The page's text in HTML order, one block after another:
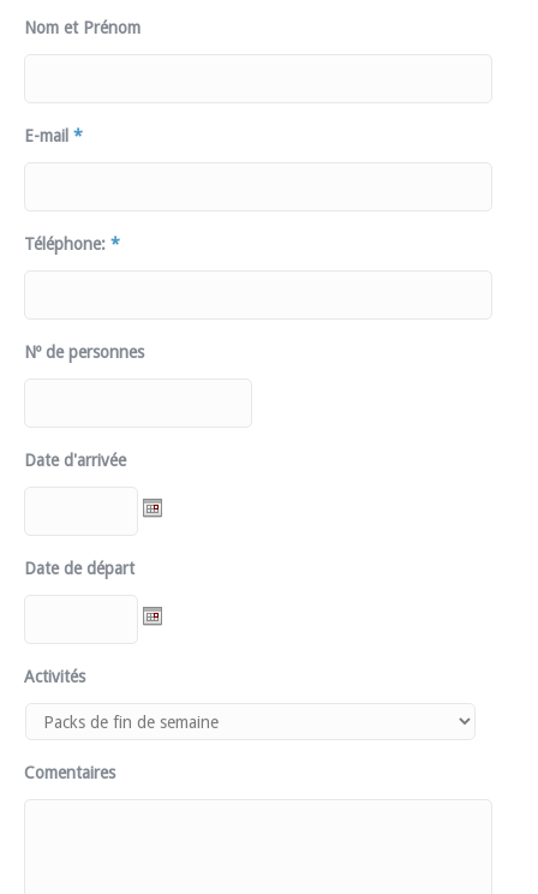
Nom et Prénom
E-mail *
Téléphone: *
Nº de personnes
Date d'arrivée
Date de départ
Activités
Comentaires